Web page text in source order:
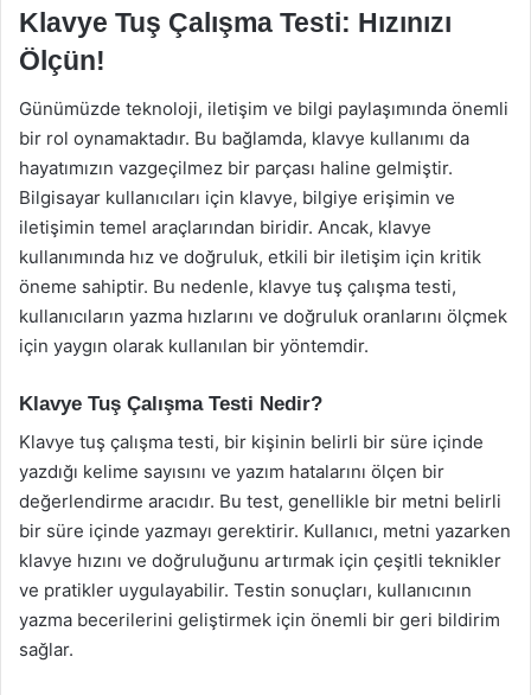
Klavye Tuş Çalışma Testi: Hızınızı
Ölçün!
Günümüzde teknoloji, iletişim ve bilgi paylaşımında önemli
bir rol oynamaktadır. Bu bağlamda, klavye kullanımı da
hayatımızın vazgeçilmez bir parçası haline gelmiştir.
Bilgisayar kullanıcıları için klavye, bilgiye erişimin ve
iletişimin temel araçlarından biridir. Ancak, klavye
kullanımında hız ve doğruluk, etkili bir iletişim için kritik
öneme sahiptir. Bu nedenle, klavye tuş çalışma testi,
kullanıcıların yazma hızlarını ve doğruluk oranlarını ölçmek
için yaygın olarak kullanılan bir yöntemdir.
Klavye Tuş Çalışma Testi Nedir?
Klavye tuş çalışma testi, bir kişinin belirli bir süre içinde
yazdığı kelime sayısını ve yazım hatalarını ölçen bir
değerlendirme aracıdır. Bu test, genellikle bir metni belirli
bir süre içinde yazmayı gerektirir. Kullanıcı, metni yazarken
klavye hızını ve doğruluğunu artırmak için çeşitli teknikler
ve pratikler uygulayabilir. Testin sonuçları, kullanıcının
yazma becerilerini geliştirmek için önemli bir geri bildirim
sağlar.